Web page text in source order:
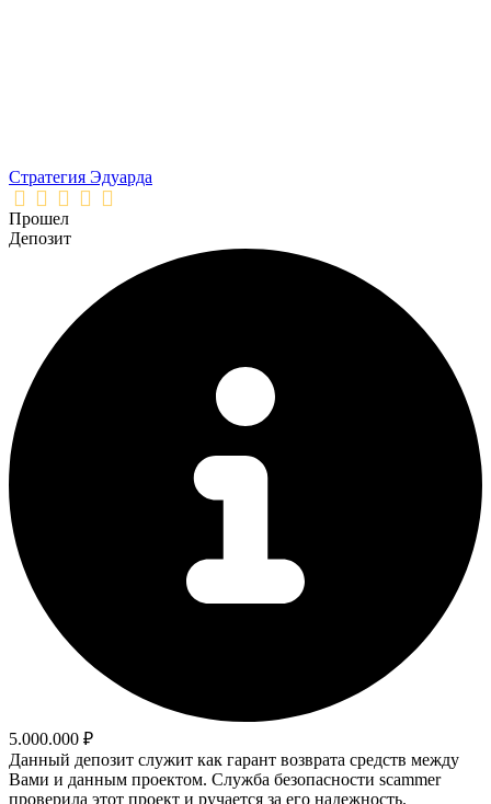
Стратегия Эдуарда
Прошел
Депозит
5.000.000 ₽
Данный депозит служит как гарант возврата средств между
Вами и данным проектом. Служба безопасности scammer
проверила этот проект и ручается за его надежность.